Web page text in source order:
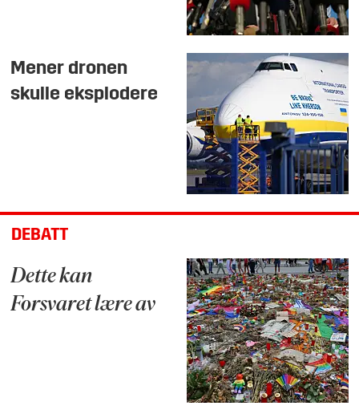
Mener dronen
skulle eksplodere
DEBATT
Dette kan
Forsvaret lære av